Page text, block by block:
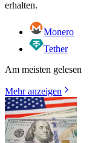
erhalten.
Monero
Tether
Am meisten gelesen
Mehr anzeigen